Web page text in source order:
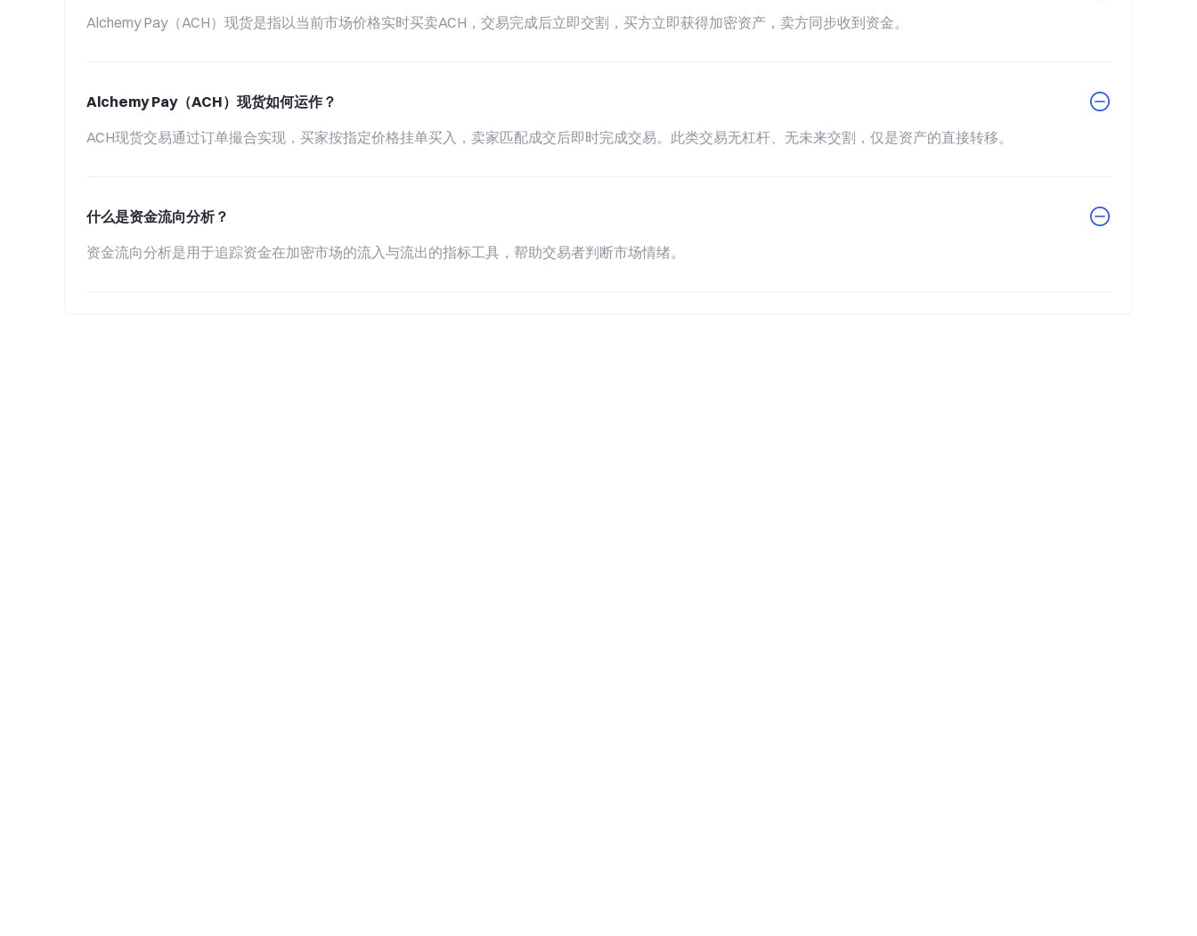
Alchemy Pay（ACH）现货是指以当前市场价格实时买卖ACH，交易完成后立即交割，买方立即获得加密资产，卖方同步收到资金。
Alchemy Pay（ACH）现货如何运作？
ACH现货交易通过订单撮合实现，买家按指定价格挂单买入，卖家匹配成交后即时完成交易。此类交易无杠杆、无未来交割，仅是资产的直接转移。
什么是资金流向分析？
资金流向分析是用于追踪资金在加密市场的流入与流出的指标工具，帮助交易者判断市场情绪。